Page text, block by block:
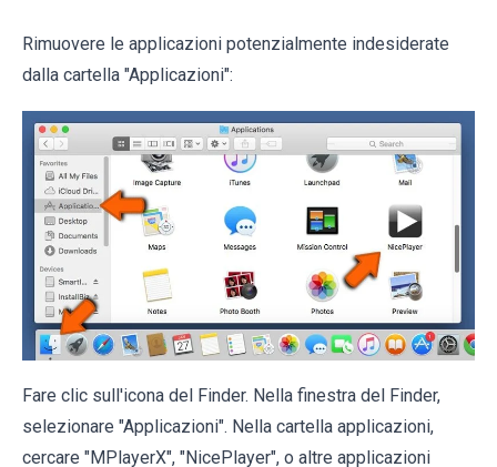
Rimuovere le applicazioni potenzialmente indesiderate
dalla cartella "Applicazioni":
Fare clic sull'icona del Finder. Nella finestra del Finder,
selezionare "Applicazioni". Nella cartella applicazioni,
cercare "MPlayerX", "NicePlayer", o altre applicazioni